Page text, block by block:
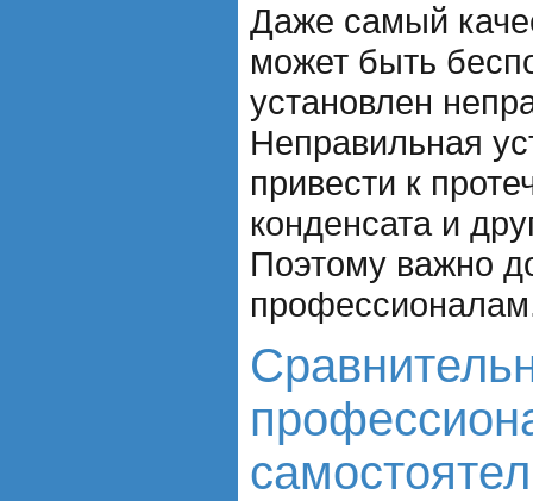
Даже самый
может быть
установлен
Неправильная
привести к
конденсата и
Поэтому важно